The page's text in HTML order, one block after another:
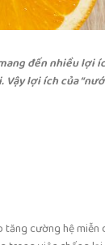
đến nhiều
lợi ích của
cường hệ